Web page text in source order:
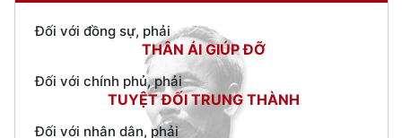
TUYỆT ĐỐI TRUNG THÀNH
Đối với nhân dân, phải
KÍNH TRỌNG LỄ PHÉP
Đối với công việc, phải